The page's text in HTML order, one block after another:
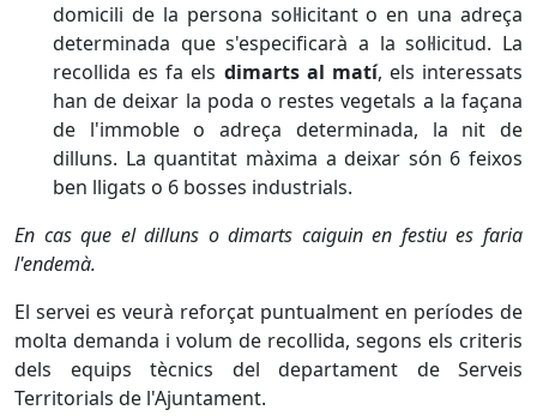
domicili de la persona sol·licitant o en una adreça
determinada que s'especificarà a la sol·licitud. La
recollida es fa els dimarts al matí, els interessats
han de deixar la poda o restes vegetals a la façana
de l'immoble o adreça determinada, la nit de
dilluns. La quantitat màxima a deixar són 6 feixos
ben lligats o 6 bosses industrials.
En cas que el dilluns o dimarts caiguin en festiu es faria
l'endemà.
El servei es veurà reforçat puntualment en períodes de
molta demanda i volum de recollida, segons els criteris
dels equips tècnics del departament de Serveis
Territorials de l'Ajuntament.